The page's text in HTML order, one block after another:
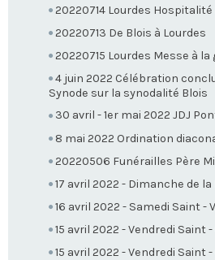
20220714 Lourdes
20220713 De Blois à Lourdes
20220715 Lourdes Messe à
4 juin 2022 Célébration
Synode sur la synodalité Blois
30 avril - 1er mai 2022 JDJ
8 mai 2022 Ordination
20220506 Funérailles Père
17 avril 2022 - Dimanche de
16 avril 2022 - Samedi Saint -
15 avril 2022 - Vendredi Saint
15 avril 2022 - Vendredi Saint